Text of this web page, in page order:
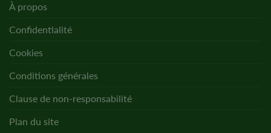
À propos
Confidentialité
Cookies
Conditions générales
Clause de non-responsabilité
Plan du site